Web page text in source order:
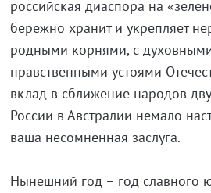
российская диаспора на
бережно хранит и укрепляет
родными корнями, с
нравственными устоями
вклад в сближение народов
России в Австралии немало
ваша несомненная заслуга.
Нынешний год – год славного